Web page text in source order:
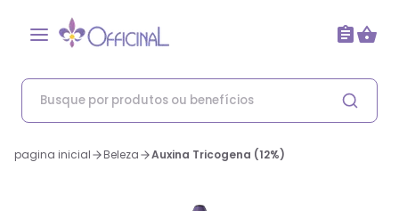
pagina inicial Beleza Auxina Tricogena (12%)